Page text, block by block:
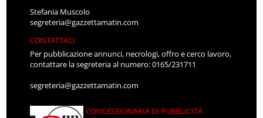
Stefania Muscolo
segreteria@gazzettamatin.com
CONTATTACI
Per pubblicazione annunci, necrologi, offro e cerco lavoro,
contattare la segreteria al numero: 0165/231711
segreteria@gazzettamatin.com
CONCESSIONARIA DI PUBBLICITÀ